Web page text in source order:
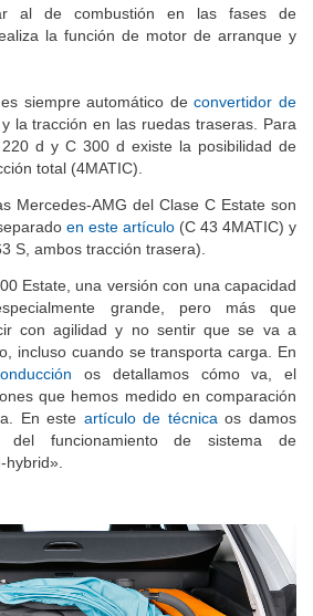
al de combustión en las fases de
la función de motor de arranque y
siempre automático deconvertidor de
la tracción en las ruedas traseras. Para
d y C 300 d existe la posibilidad de
total (4MATIC).
Mercedes-AMG del Clase C Estate son
en este artículo (C 43 4MATIC) y
S, ambos tracción trasera).
Estate, una versión con una capacidad
grande, pero más que
con agilidad y no sentir que se va a
incluso cuando se transporta carga. En
os detallamos cómo va, el
que hemos medido en comparación
En este artículo de técnica os damos
del funcionamiento de sistema de